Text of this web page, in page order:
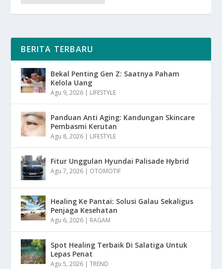
BERITA TERBARU
Bekal Penting Gen Z: Saatnya Paham
Kelola Uang
Agu 9, 2026 | LIFESTYLE
Panduan Anti Aging: Kandungan Skincare
Pembasmi Kerutan
Agu 8, 2026 | LIFESTYLE
Fitur Unggulan Hyundai Palisade Hybrid
Agu 7, 2026 | OTOMOTIF
Healing Ke Pantai: Solusi Galau Sekaligus
Penjaga Kesehatan
Agu 6, 2026 | RAGAM
Spot Healing Terbaik Di Salatiga Untuk
Lepas Penat
Agu 5, 2026 |TREND